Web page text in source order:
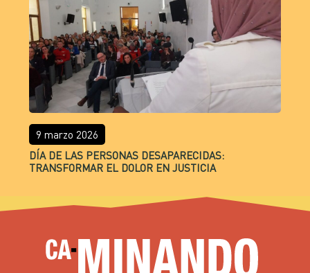
9 marzo 2026
DÍA DE LAS PERSONAS DESAPARECIDAS:
TRANSFORMAR EL DOLOR EN JUSTICIA